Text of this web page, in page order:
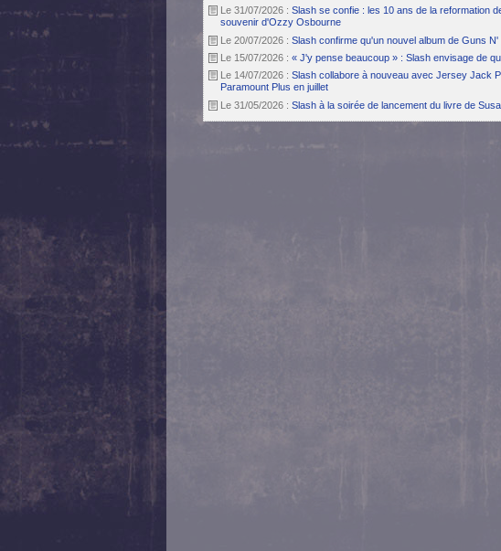
Le 31/07/2026 : Slash se confie : les 10 ans de la reformation
souvenir d'Ozzy Osbourne
Le 20/07/2026 : Slash confirme qu'un nouvel album de Guns
Le 15/07/2026 : « J'y pense beaucoup » : Slash envisage de
Le 14/07/2026 : Slash collabore à nouveau avec Jersey Jack
Paramount Plus en juillet
Le 31/05/2026 : Slash à la soirée de lancement du livre de